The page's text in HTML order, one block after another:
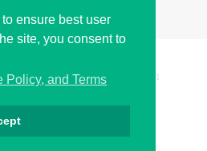
ensure best user
site, you consent to
Policy, and Terms
2026, Sciweavers LLC 191
Terms Contact About